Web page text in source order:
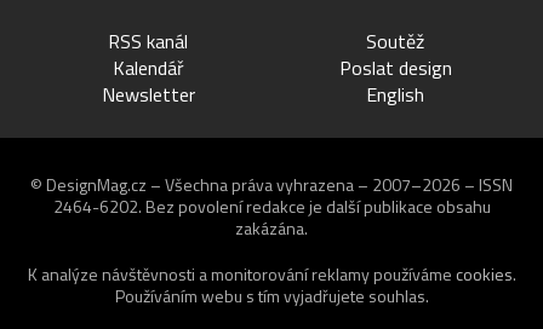
RSS kanál
Kalendář
Newsletter
Soutěž
Poslat design
English
© DesignMag.cz – Všechna práva vyhrazena – 2007–2026 – ISSN
2464-6202. Bez povolení redakce je další publikace obsahu
zakázána.
K analýze návštěvnosti a monitorování reklamy používáme cookies.
Používáním webu s tím vyjadřujete souhlas.